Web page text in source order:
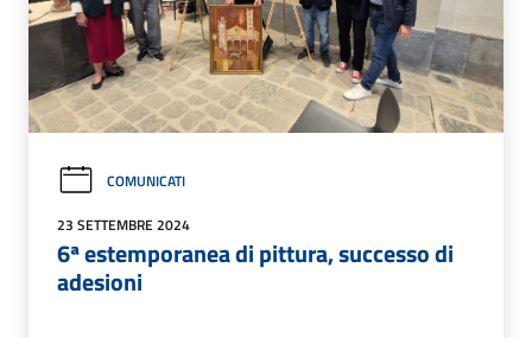
COMUNICATI
23 SETTEMBRE 2024
6ª estemporanea di pittura, successo di
adesioni